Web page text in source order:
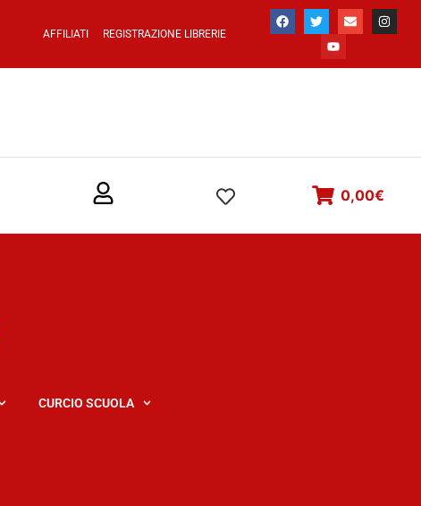
AFFILIATI REGISTRAZIONE LIBRERIE
0,00€
CURCIO SCUOLA